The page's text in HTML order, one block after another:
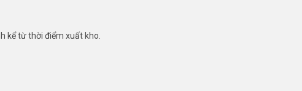
kể từ thời điểm xuất kho.